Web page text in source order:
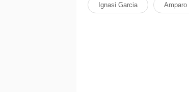
Ignasi Garcia Amparo